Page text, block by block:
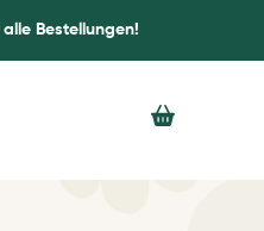
Bestellungen!